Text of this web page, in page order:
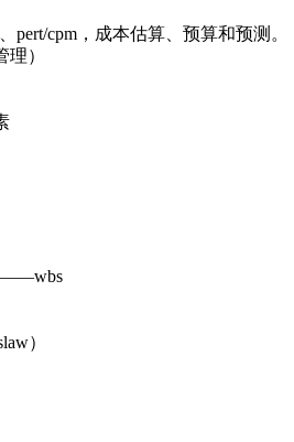
pert/cpm，成本估算、预算和预测。
）
——wbs
）